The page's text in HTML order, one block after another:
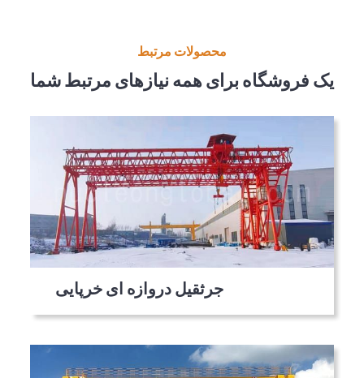
محصولات مرتبط
یک فروشگاه برای همه نیازهای مرتبط شما
جرثقیل دروازه ای خرپایی